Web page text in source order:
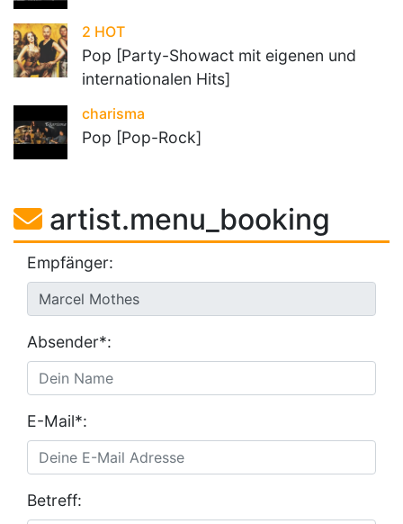
2 HOT
Pop [Party-Showact mit eigenen und
internationalen Hits]
charisma
Pop [Pop-Rock]
artist.menu_booking
Empfänger:
Absender*:
E-Mail*:
Betreff: